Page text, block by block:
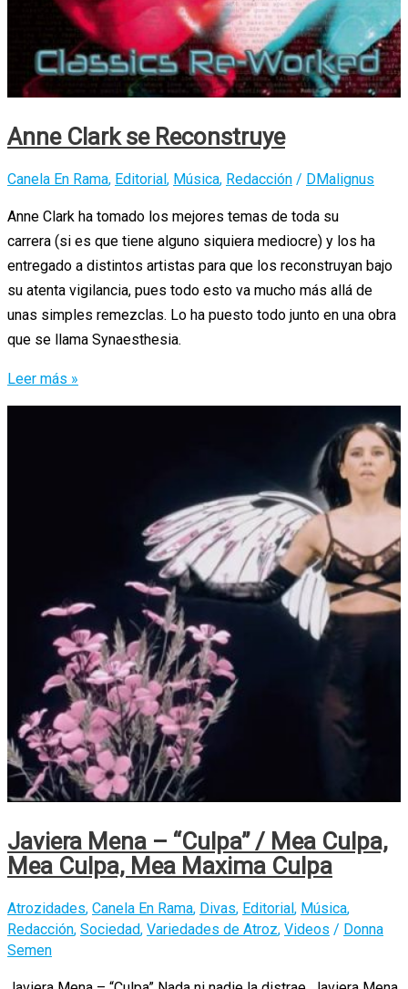
Anne Clark se Reconstruye
Canela En Rama, Editorial , Música, Redacción / DMalignus
Anne Clark ha tomado los mejores temas de toda su
carrera (si es que tiene alguno siquiera mediocre) y los ha
entregado a distintos artistas para que los reconstruyan bajo
su atenta vigilancia, pues todo esto va mucho más allá de
unas simples remezclas. Lo ha puesto todo junto en una obra
que se llama Synaesthesia.
Anne
Clark
Leer más »
Javiera Mena – “Culpa” / Mea Culpa,
Mea Culpa, Mea Maxima Culpa
Atrozidades, Canela En Rama, Divas, Editorial , Música,
Redacción, Sociedad, Variedades de Atroz, Videos / Donna
Semen